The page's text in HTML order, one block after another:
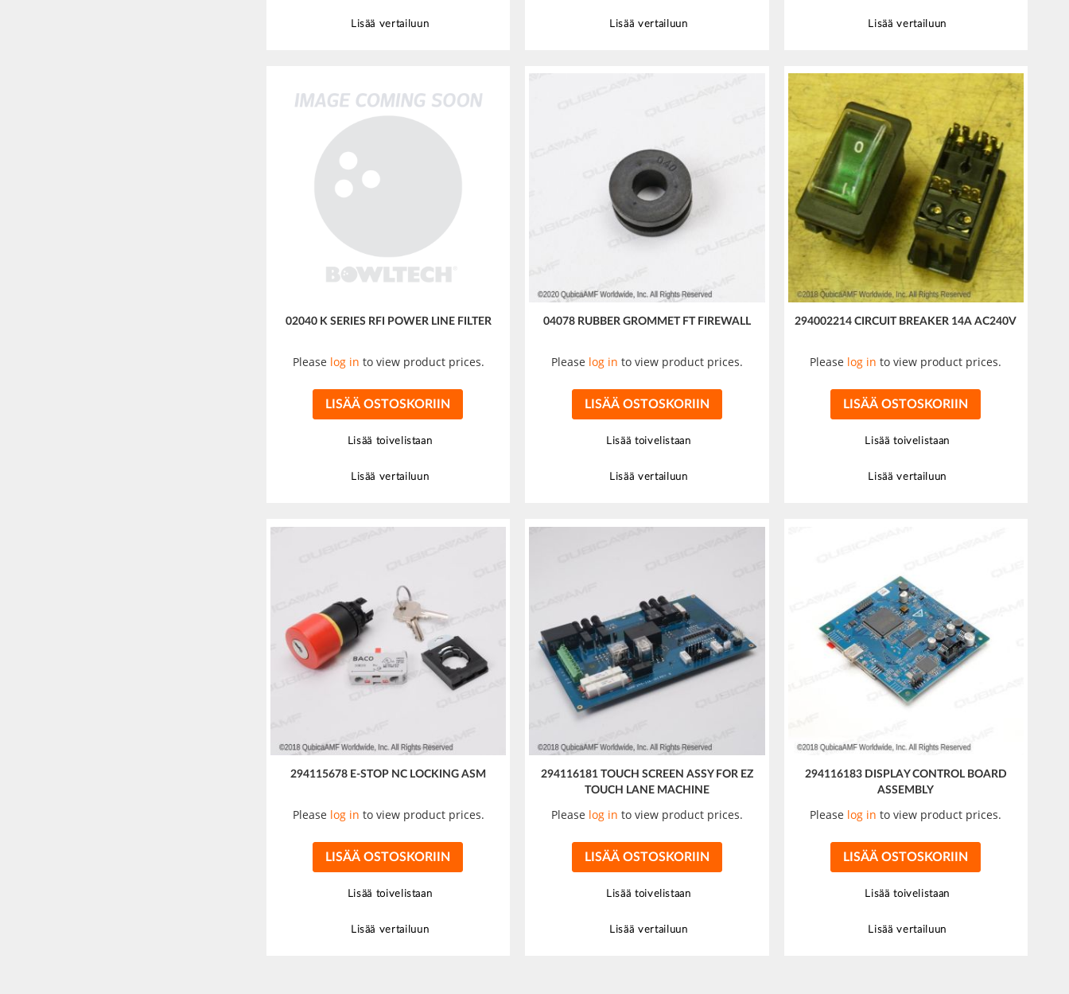
Lisää vertailuun Lisää vertailuun Lisää vertailuun
02040 K SERIES RFI POWER LINE FILTER
Please log in to view product prices.
LISÄÄ OSTOSKORIIN
Lisää toivelistaan
Lisää vertailuun
04078 RUBBER GROMMET FT FIREWALL
Please log in to view product prices.
LISÄÄ OSTOSKORIIN
Lisää toivelistaan
Lisää vertailuun
294002214 CIRCUIT BREAKER 14A AC240V
Please log in to view product prices.
LISÄÄ OSTOSKORIIN
Lisää toivelistaan
Lisää vertailuun
294115678 E-STOP NC LOCKING ASM
Please log in to view product prices.
LISÄÄ OSTOSKORIIN
Lisää toivelistaan
Lisää vertailuun
294116181 TOUCH SCREEN ASSY FOR EZ
TOUCH LANE MACHINE
Please log in to view product prices.
LISÄÄ OSTOSKORIIN
Lisää toivelistaan
Lisää vertailuun
294116183 DISPLAY CONTROL BOARD
ASSEMBLY
Please log in to view product prices.
LISÄÄ OSTOSKORIIN
Lisää toivelistaan
Lisää vertailuun